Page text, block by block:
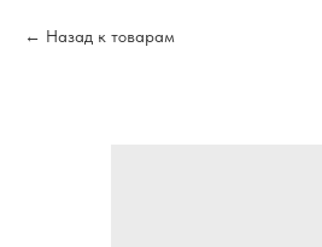
Назад к товарам